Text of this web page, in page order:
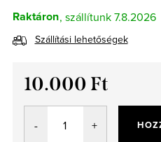
Raktáron 7.8.2026
Szállítási lehetőségek
10.000 Ft
Egységár: